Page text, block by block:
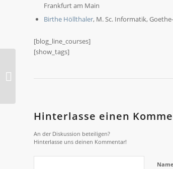
Frankfurt am Main
Birthe Höllthaler, M. Sc. Informatik,
[blog_line_courses]
[show_tags]
Hinterlasse einen
An der Diskussion beteiligen?
Hinterlasse uns deinen Kommentar!
Name